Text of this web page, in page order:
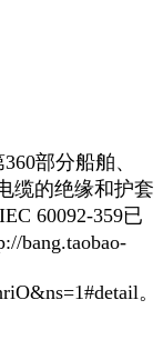
部分船舶、
缆的绝缘和护套
60092-359已
bang.taobao-
。